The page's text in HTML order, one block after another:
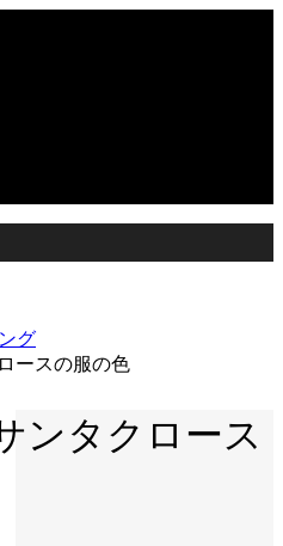
グ
ースの服の色
ンタクロース